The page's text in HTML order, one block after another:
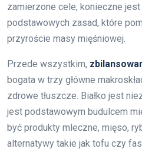
zamierzone cele, konieczne
podstawowych zasad, które
przyroście masy mięśniowej.
Przede wszystkim,
bogata w trzy główne
zdrowe tłuszcze. Białko jest
jest podstawowym budulcem
być produkty mleczne, mięso,
alternatywy takie jak tofu czy